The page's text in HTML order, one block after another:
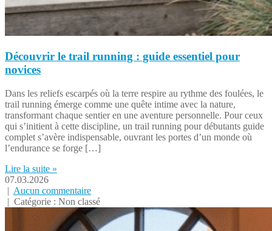
Découvrir le trail running : guide essentiel pour
novices
Dans les reliefs escarpés où la terre respire au rythme des foulées, le
trail running émerge comme une quête intime avec la nature,
transformant chaque sentier en une aventure personnelle. Pour ceux
qui s’initient à cette discipline, un trail running pour débutants guide
complet s’avère indispensable, ouvrant les portes d’un monde où
l’endurance se forge […]
Lire la suite »
07.03.2026
| Aucun commentaire
| Catégorie : Non classé